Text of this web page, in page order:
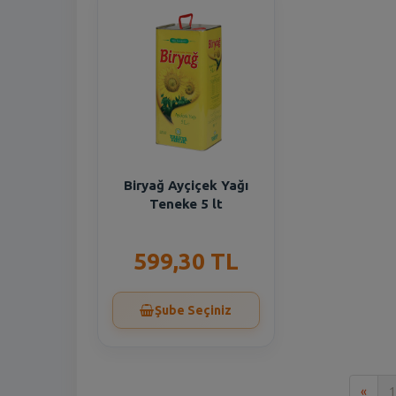
Biryağ Ayçiçek Yağı
Teneke 5 lt
599,30 TL
Şube Seçiniz
« 1